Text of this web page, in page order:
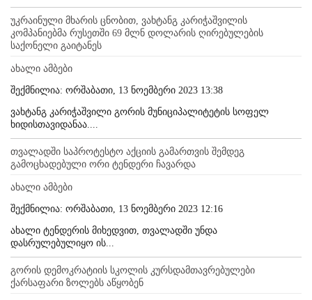
უკრაინული მხარის ცნობით, ვახტანგ კარიჭაშვილის
კომპანიებმა რუსეთში 69 მლნ დოლარის ღირებულების
საქონელი გაიტანეს
ახალი ამბები
შექმნილია: ორშაბათი, 13 ნოემბერი 2023 13:38
ვახტანგ კარიჭაშვილი გორის მუნიციპალიტეტის სოფელ
ხიდისთავიდანაა....
თვალადში საპროტესტო აქციის გამართვის შემდეგ
გამოცხადებული ორი ტენდერი ჩავარდა
ახალი ამბები
შექმნილია: ორშაბათი, 13 ნოემბერი 2023 12:16
ახალი ტენდერის მიხედვით, თვალადში უნდა
დასრულებულიყო ის...
გორის დემოკრატიის სკოლის კურსდამთავრებულები
ქარსაფარი ზოლებს აწყობენ